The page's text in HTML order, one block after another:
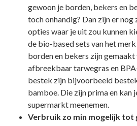
gewoon je borden, bekers en
toch onhandig? Dan zijn er nog
opties waar je uit zou kunnen
de bio-based sets van het merk
borden en bekers zijn
afbreekbaar tarwegras en
bestek zijn bijvoorbeeld
bamboe. Die zijn prima en kan
supermarkt meenemen.
Verbruik zo min mogelijk tot